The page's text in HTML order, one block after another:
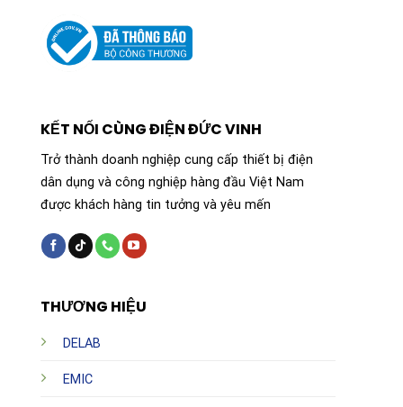
THƯƠNG HIỆU
DELAB
EMIC
KẾT NỐI CÙNG ĐIỆN ĐỨC VINH
Trở thành doanh nghiệp cung cấp thiết bị điện
dân dụng và công nghiệp hàng đầu Việt Nam
được khách hàng tin tưởng và yêu mến